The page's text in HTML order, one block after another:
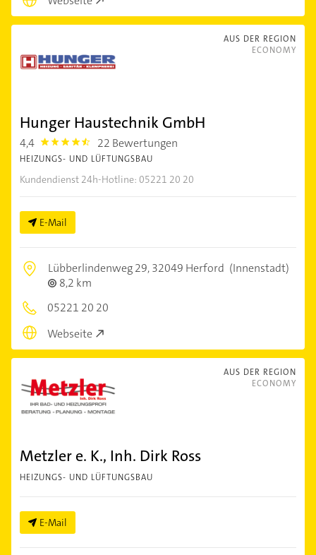
AUS DER REGION
ECONOMY
Hunger Haustechnik GmbH
4,4 4.4 22 Bewertungen
HEIZUNGS- UND LÜFTUNGSBAU
Kundendienst 24h-Hotline: 05221 20 20
E-Mail
Lübberlindenweg 29,32049 Herford (Innenstadt)
8,2 km
05221 20 20
Webseite
AUS DER REGION
ECONOMY
Metzler e. K., Inh. Dirk Ross
HEIZUNGS- UND LÜFTUNGSBAU
E-Mail